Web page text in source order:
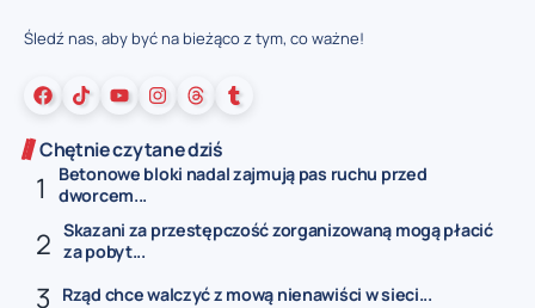
Śledź nas, aby być na bieżąco z tym, co ważne!
Chętnie czytane dziś
Betonowe bloki nadal zajmują pas ruchu przed
dworcem...
Skazani za przestępczość zorganizowaną mogą płacić
za pobyt...
Rząd chce walczyć z mową nienawiści w sieci...